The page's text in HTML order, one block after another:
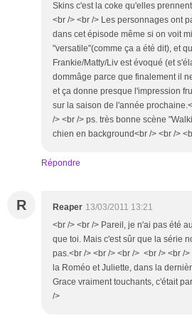
Skins c'est la coke qu'elles
<br /> <br /> Les personnages ont
dans cet épisode même si on voit
"versatile"(comme ça a été dit), et
Frankie/Matty/Liv est évoqué (et
dommâge parce que finalement il
et ça donne presque l'impression
sur la saison de l'année
/> <br /> ps. très bonne scène
chien en background<br /> <br />
Répondre
R Reaper 13/03/2011 13:21
<br /> <br /> Pareil, je n'ai pas été
que toi. Mais c'est sûr que la série
pas.<br /> <br /> <br /> <br /> <br /
la Roméo et Juliette, dans la
Grace vraiment touchants, c'était
/>